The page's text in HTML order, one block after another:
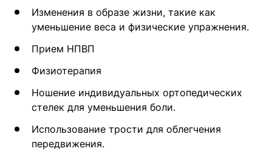
Изменения в образе жизни, такие как
уменьшение веса и физические упражнения.
Прием НПВП
Физиотерапия
Ношение индивидуальных ортопедических
стелек для уменьшения боли.
Использование трости для облегчения
передвижения.